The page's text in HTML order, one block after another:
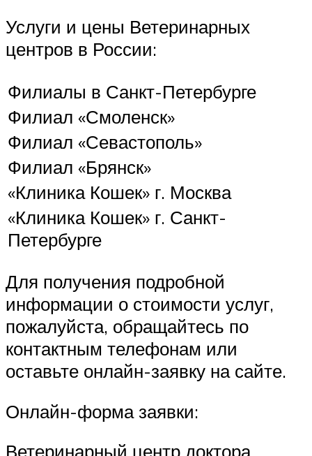
Услуги и цены Ветеринарных
центров в России:
Филиалы в Санкт-Петербурге
Филиал «Смоленск»
Филиал «Севастополь»
Филиал «Брянск»
«Клиника Кошек» г. Москва
«Клиника Кошек» г. Санкт-
Петербурге
Для получения подробной
информации о стоимости услуг,
пожалуйста, обращайтесь по
контактным телефонам или
оставьте онлайн-заявку на сайте.
Онлайн-форма заявки:
Ветеринарный центр доктора